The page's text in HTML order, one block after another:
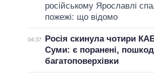
російському Ярославлі
пожежі: що відомо
04:37
Росія скинула чотири
Суми: є поранені,
багатоповерхівки